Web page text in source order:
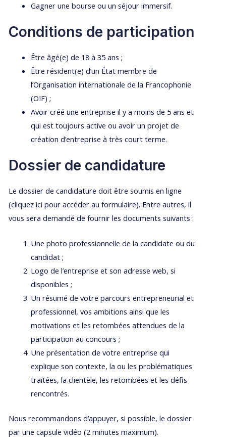
Gagner une bourse ou un séjour immersif.
Conditions de participation
Être âgé(e) de 18 à 35 ans ;
Être résident(e) d’un État membre de
l’Organisation internationale de la Francophonie
(OIF) ;
Avoir créé une entreprise il y a moins de 5 ans et
qui est toujours active ou avoir un projet de
création d’entreprise à très court terme.
Dossier de candidature
Le dossier de candidature doit être soumis en ligne
(cliquez ici pour accéder au formulaire). Entre autres, il
vous sera demandé de fournir les documents suivants :
Une photo professionnelle de la candidate ou du
candidat ;
Logo de l’entreprise et son adresse web, si
disponibles ;
Un résumé de votre parcours entrepreneurial et
professionnel, vos ambitions ainsi que les
motivations et les retombées attendues de la
participation au concours ;
Une présentation de votre entreprise qui
explique son contexte, la ou les problématiques
traitées, la clientèle, les retombées et les défis
rencontrés.
Nous recommandons d’appuyer, si possible, le dossier
par une capsule vidéo (2 minutes maximum).